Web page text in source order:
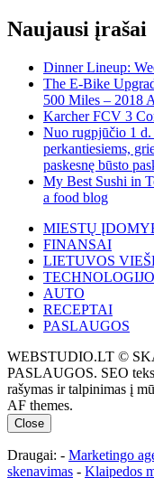
Naujausi įrašai
Dinner Lineup:
The E-Bike
500 Miles – 2018
Karcher FCV 3
Nuo rugpjūčio 1 d.
perkantiesiems,
paskesnę būsto
My Best Sushi in
a food blog
MIESTŲ
FINANSAI
LIETUVOS
AUTO
RECEPTAI
PASLAUGOS
WEBSTUDIO.LT ©
PASLAUGOS. SEO
rašymas ir talpinimas į
AF themes.
Close
Draugai: - Marketingo
skenavimas - Klaipedos